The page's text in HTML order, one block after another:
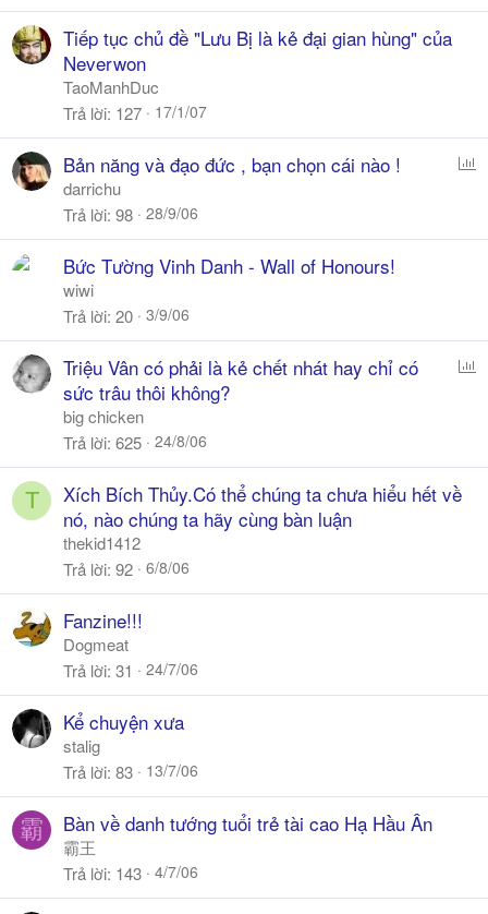
Tiếp tục chủ đề "Lưu Bị là kẻ đại gian hùng" của
Neverwon
TaoManhDuc
Trả lời 127 17/1/07
l
Bản năng và đạo đức , bạn chọn cái nào !
darrichu
Trả lời 98 28/9/06
Bức Tường Vinh Danh - Wall of Honours!
wiwi
Trả lời 20 3/9/06
Triệu Vân có phải là kẻ chết nhát hay chỉ có
sức trâu thôi không?
big chicken
Trả lời 625 24/8/06
T
Xích Bích Thủy.Có thể chúng ta chưa hiểu hết về
nó, nào chúng ta hãy cùng bàn luận
thekid1412
Trả lời 92 6/8/06
Fanzine!!!
Dogmeat
Trả lời 31 24/7/06
Kể chuyện xưa
stalig
Trả lời 83 13/7/06
霸 Bàn về danh tướng tuổi trẻ tài cao Hạ Hầu Ân
霸王
Trả lời 143 4/7/06